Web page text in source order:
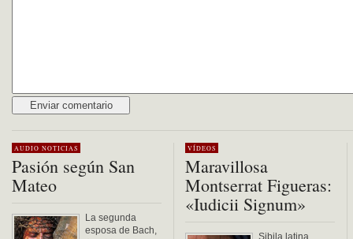
AUDIO NOTICIAS
Pasión según San
Mateo
La segunda
esposa de Bach,
VÍDEOS
Maravillosa
Montserrat Figueras:
«Iudicii Signum»
Sibila latina